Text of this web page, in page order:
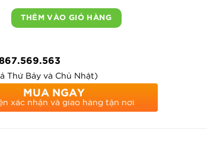
giấy sáp trắng chuyên dụng kích cỡ
THÊM VÀO GIỎ HÀNG
Thứ Bảy và Chủ Nhật)
MUA NGAY
xác nhận và giao hàng tận nơi